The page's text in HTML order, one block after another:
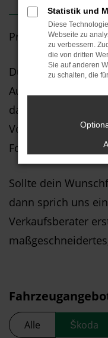
Privatleasing und
Du suchst günstige
Autohaus
das passende Pkw-
Volkswagen,
Ford, Dethleffs
Sollte dein
dann sprich uns
Verkaufsberater
Alle Škoda
Statistik und
Diese
Webseite zu
zu verbessern.
die von dritten
Sie auf anderen
zu schalten, die